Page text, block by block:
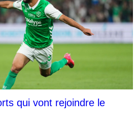
qui vont rejoindre le